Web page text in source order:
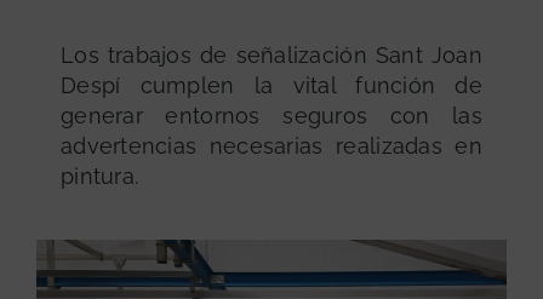
Los trabajos de señalización Sant Joan
Despí cumplen la vital función de
generar entornos seguros con las
advertencias necesarias realizadas en
pintura.